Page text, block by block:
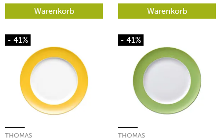
Warenkorb Warenkorb
- 41%
THOMAS
- 41%
THOMAS